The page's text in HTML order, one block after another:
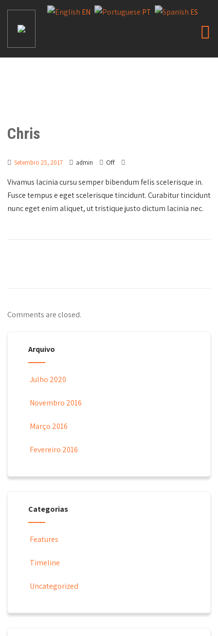
Chris
Setembro 25, 2017 admin Off
Vivamus lacinia cursu semper bibendum felis scelerisque in.
Fusce tempus e eget scelerisque tincidunt. Curabitur tincidunt
nunc eget enim aliquet, ut tristique justo dictum lacinia nec.
Comments are closed.
Arquivo
Julho 2020
Novembro 2016
Março 2016
Fevereiro 2016
Categorias
Features
Timeline
Uncategorized
EN PT ES